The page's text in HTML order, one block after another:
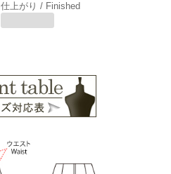
仕上がり / Finished